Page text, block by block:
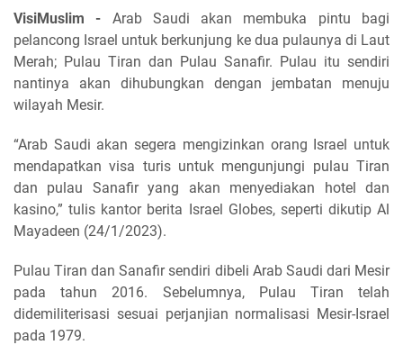
VisiMuslim - Arab Saudi akan membuka pintu bagi
pelancong Israel untuk berkunjung ke dua pulaunya di Laut
Merah; Pulau Tiran dan Pulau Sanafir. Pulau itu sendiri
nantinya akan dihubungkan dengan jembatan menuju
wilayah Mesir.
“Arab Saudi akan segera mengizinkan orang Israel untuk
mendapatkan visa turis untuk mengunjungi pulau Tiran
dan pulau Sanafir yang akan menyediakan hotel dan
kasino,” tulis kantor berita Israel Globes, seperti dikutip Al
Mayadeen (24/1/2023).
Pulau Tiran dan Sanafir sendiri dibeli Arab Saudi dari Mesir
pada tahun 2016. Sebelumnya, Pulau Tiran telah
didemiliterisasi sesuai perjanjian normalisasi Mesir-Israel
pada 1979.